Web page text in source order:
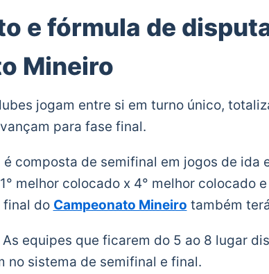
e fórmula de
Mineiro
jogam entre si em turno único,
para fase final.
composta de semifinal em jogos de ida
melhor colocado x 4° melhor colocado
final do Campeonato Mineiro também
As equipes que ficarem do 5 ao 8 lugar
no sistema de semifinal e final.